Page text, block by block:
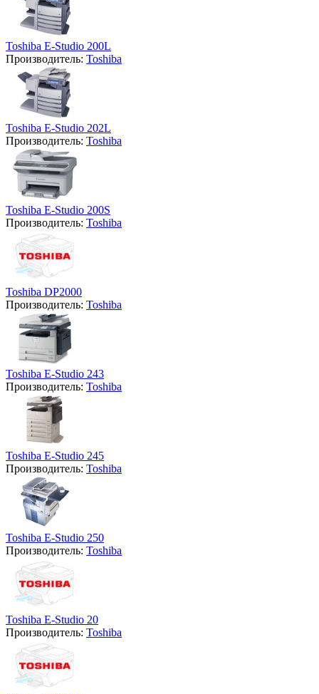
Toshiba E-Studio 200L
Производитель: Toshiba
Toshiba E-Studio 202L
Производитель: Toshiba
Toshiba E-Studio 200S
Производитель: Toshiba
Toshiba DP2000
Производитель: Toshiba
Toshiba E-Studio 243
Производитель: Toshiba
Toshiba E-Studio 245
Производитель: Toshiba
Toshiba E-Studio 250
Производитель: Toshiba
Toshiba E-Studio 20
Производитель: Toshiba